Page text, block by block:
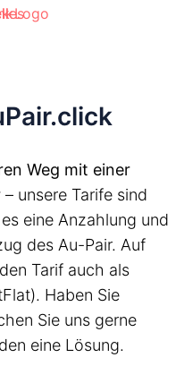
Weg mit einer
– unsere Tarife sind
eine Anzahlung und
des Au-Pair. Auf
Tarif auch als
Haben Sie
Sie uns gerne
eine Lösung.